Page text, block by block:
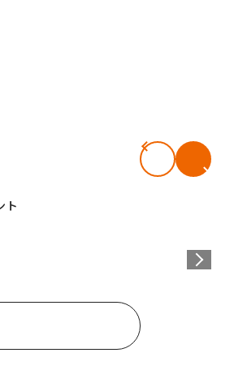
ト